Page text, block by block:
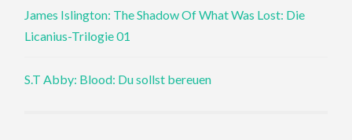
James Islington: The Shadow Of What Was Lost: Die
Licanius-Trilogie 01
S.T Abby: Blood: Du sollst bereuen